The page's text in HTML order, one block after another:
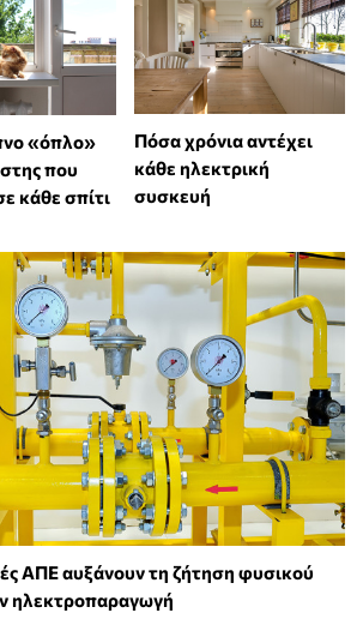
«όπλο»
που
κάθε σπίτι
Πόσα χρόνια αντέχει
κάθε ηλεκτρική
συσκευή
ΑΠΕ αυξάνουν τη ζήτηση φυσικού
ηλεκτροπαραγωγή